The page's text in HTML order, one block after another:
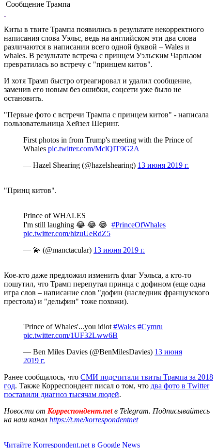
Сообщение Трампа
Киты в твите Трампа появились в результате некорректного
написания слова Уэльс, ведь на английском эти два слова
различаются в написании всего одной буквой – Wales и
whales. В результате встреча с принцем Уэльским Чарльзом
превратилась во встречу с "принцем китов".
И хотя Трамп быстро отреагировал и удалил сообщение,
заменив его новым без ошибки, соцсети уже было не
остановить.
"Первые фото с встречи Трампа с принцем китов" - написала
пользовательница Хейзел Шеринг.
First photos in from Trump's meeting with the Prince of
Whales pic.twitter.com/MclQIT9G2A
— Hazel Shearing (@hazelshearing) 13 июня 2019 г.
"Принц китов".
Prince of WHALES
I'm still laughing 😂 😂 😂 #PrinceOfWhales
pic.twitter.com/hizuUeRdZ5
— 💫 (@manctacular) 13 июня 2019 г.
Кое-кто даже предложил изменить флаг Уэльса, а кто-то
пошутил, что Трамп перепутал принца с дофином (еще одна
игра слов – написание слов "дофин (наследник французского
престола) и "дельфин" тоже похожи).
'Prince of Whales'...you idiot #Wales #Cymru
pic.twitter.com/1UF32Lww6B
— Ben Miles Davies (@BenMilesDavies) 13 июня
2019 г.
Ранее сообщалось, что СМИ подсчитали твиты Трампа за 2018
год. Также Корреспондент писал о том, что два фото в Twitter
поставили диагноз тысячам людей.
Новости от Корреспондент.netв Telegram. Подписывайтесь
на наш канал https://t.me/korrespondentnet
Читайте Korrespondent.net в Google News